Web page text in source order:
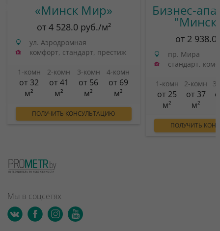
«Минск Мир»
от 4 528.0 руб./м²
ул. Аэродромная
комфорт, стандарт, престиж
1-комн
от 32
м²
2-комн
от 41
м²
3-комн
от 56
м²
4-комн
от 69
м²
ПОЛУЧИТЬ КОНСУЛЬТАЦИЮ
Бизнес-
от 2
пр. Мира
стандарт,
1-комн
от 25
м²
2-комн
от 37
м²
ПОЛУЧИТЬ
Мы в соцсетях